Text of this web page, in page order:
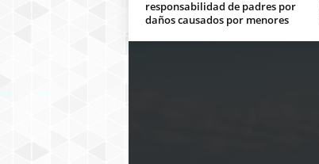
responsabilidad de padres por
daños causados por menores